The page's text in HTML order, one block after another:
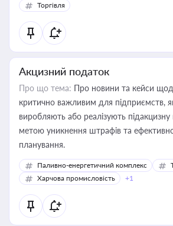
Торгівля
Акцизний податок
Про що тема: Про новини та кейси
критично важливим для підприємств,
виробляють або реалізують
метою уникнення штрафів та
планування.
Паливно-енергетичний комплекс
Харчова промисловість
+1